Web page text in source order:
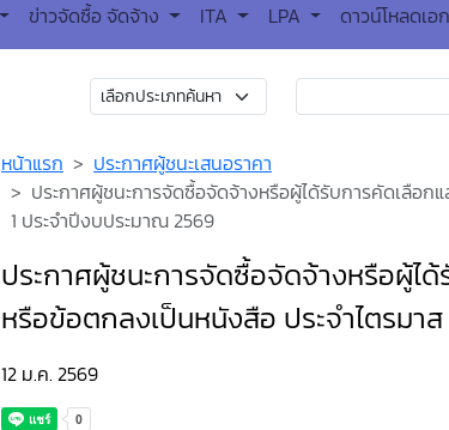
ข่าวจัดซื้อ จัดจ้าง ITA LPA ดาวน์โหลดเอ
หน้าแรก
ประกาศผู้ชนะเสนอราคา
ประกาศผู้ชนะการจัดซื้อจัดจ้างหรือผู้ได้รับการคัดเลือ
1 ประจำปีงบประมาณ 2569
ประกาศผู้ชนะการจัดซื้อจัดจ้างหรือผู้
หรือข้อตกลงเป็นหนังสือ ประจำไตรมา
12 ม.ค. 2569